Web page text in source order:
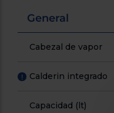
General
Cabezal de vapor
! Calderin integrado
Capacidad (lt)